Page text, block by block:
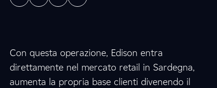
Con questa operazione, Edison entra
direttamente nel mercato retail in Sardegna,
aumenta la propria base clienti divenendo il